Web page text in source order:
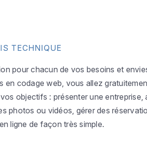
TECHNIQUE
pour chacun de vos besoins et
en codage web, vous allez
objectifs : présenter une entreprise,
photos ou vidéos, gérer des
ligne de façon très simple.